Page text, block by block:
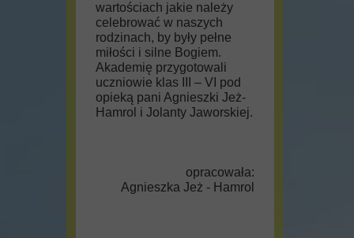
wartościach jakie należy
celebrować w naszych
rodzinach, by były pełne
miłości i silne Bogiem.
Akademię przygotowali
uczniowie klas III – VI pod
opieką pani Agnieszki Jeż-
Hamrol i Jolanty Jaworskiej.
opracowała:
Agnieszka Jeż - Hamrol